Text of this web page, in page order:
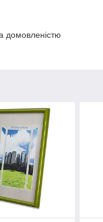
домовленістю